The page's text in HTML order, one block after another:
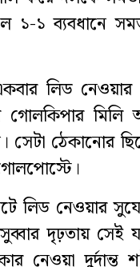
১ ব্যবধানে
লিড
গোলকিপার
সেটা ঠেকানোর
লিড নেওয়ার
দৃঢ়তায় সেই
নেওয়া